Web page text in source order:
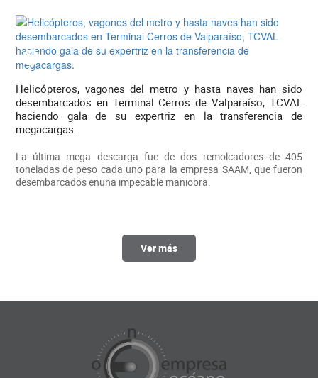
Helicópteros, vagones del metro y hasta naves han sido
desembarcados en Terminal Cerros de Valparaíso, TCVAL
haciendo gala de su expertriz en la transferencia de
megacargas.
La última mega descarga fue de dos remolcadores de 405
toneladas de peso cada uno para la empresa SAAM, que fueron
desembarcados enuna impecable maniobra.
Ver más